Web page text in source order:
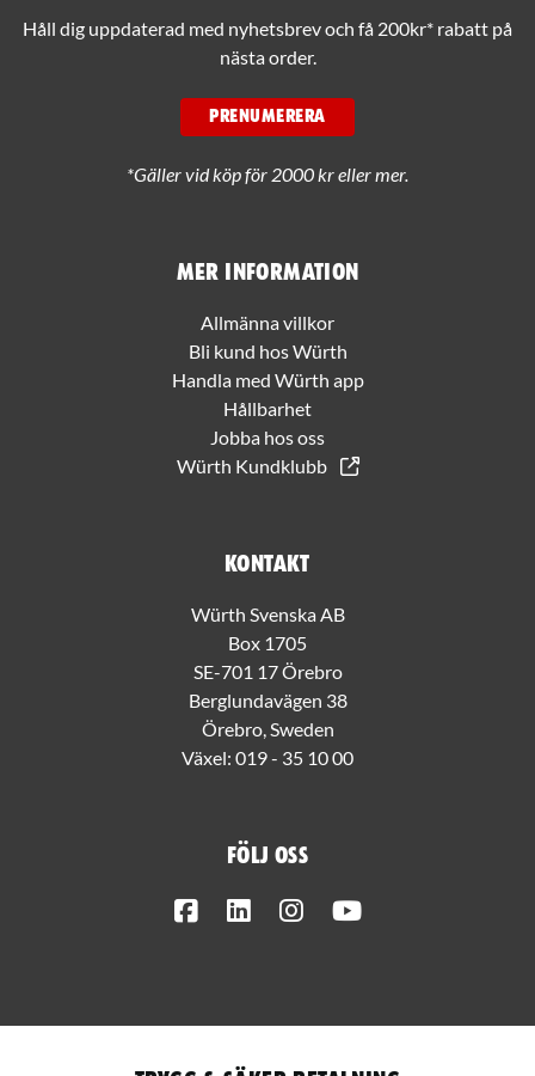
Mer information
Allmänna villkor
Bli kund hos Würth
Handla med Würth app
Hållbarhet
Jobba hos oss
Würth Kundklubb
Kontakt
Würth Svenska AB
Box 1705
SE-701 17 Örebro
Berglundavägen 38
Örebro, Sweden
Växel: 019 - 35 10 00
Följ oss
FacebookLinkedInInstagram
Håll dig uppdaterad med nyhetsbrev och få 200kr* rabatt på
nästa order.
PRENUMERERA
*Gäller vid köp för 2000 kr eller mer.